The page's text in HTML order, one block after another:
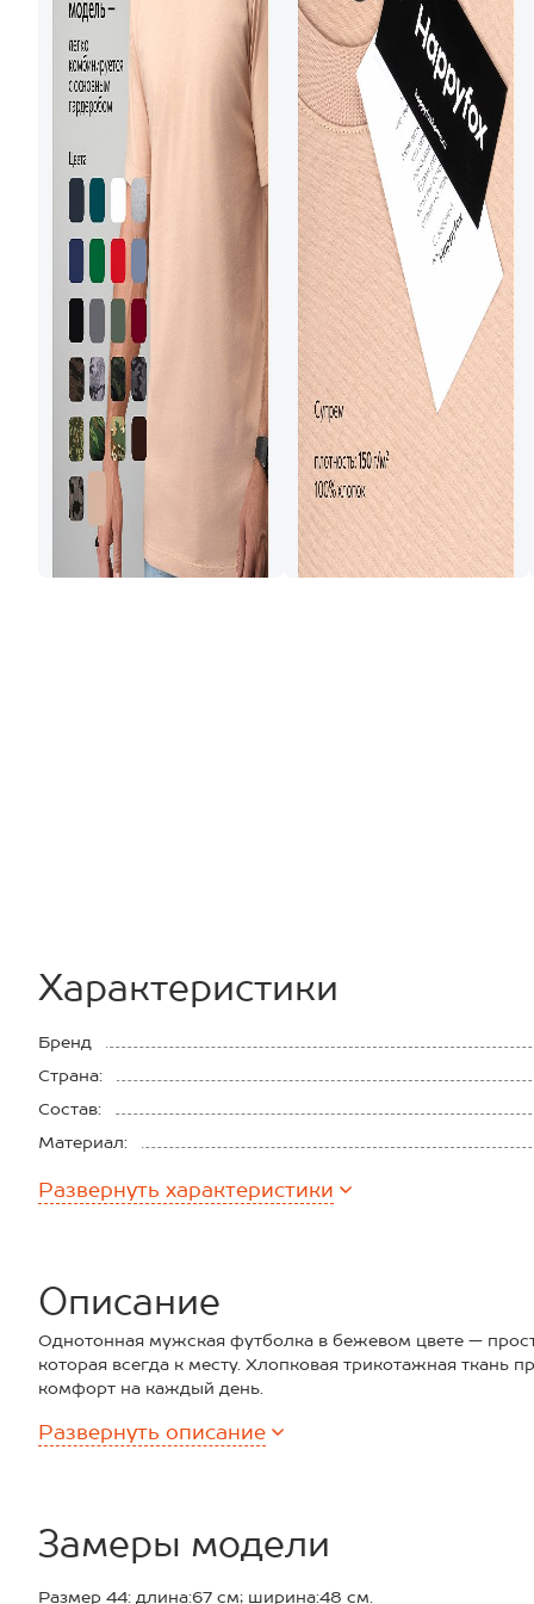
Характеристики
Бренд
Страна:
Состав:
Материал:
Развернуть характеристики
Описание
Однотонная мужская футболка в бежевом цвете —
которая всегда к месту. Хлопковая трикотажная ткань
комфорт на каждый день.
– 100% натуральный хлопок;
– надёжная форма и аккуратные швы;
– есть большие размеры.
Развернуть описание
Замеры модели
Размер 44: длина:67 см; ширина:48 см.